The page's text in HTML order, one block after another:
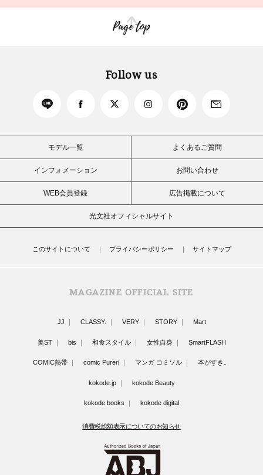
Page top
Follow us
モデル一覧 よくあるご質問
インフォメーション お問い合わせ
WEB会員登録 広告掲載について
光文社オフィシャルサイト
このサイトについて プライバシーポリシー サイトマップ
MAGAZINE OFFICIAL SITE
JJ CLASSY. VERY STORY Mart
美ST bis 和食スタイル 女性自身 SmartFLASH
COMIC熱帯 comic Pureri マンガ コミソル 本がすき。
kokode.jp kokode Beauty
kokode books kokode digital
消費税総額表示についてのお知らせ